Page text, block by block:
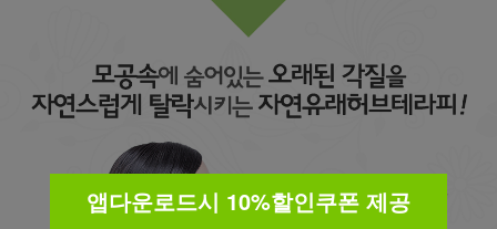
앱다운로드시 10%할인쿠폰 제공